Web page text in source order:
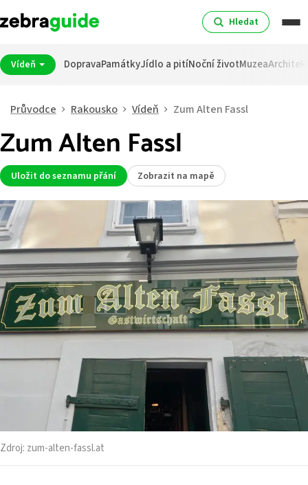
Hledat
Vídeň DopravaPamátkyJídlo a pitíNoční životMuzea
Průvodce Rakousko Vídeň Zum Alten Fassl
Zum Alten Fassl
Uložit do seznamu přání Zobrazit na mapě
Zdroj: zum-alten-fassl.at